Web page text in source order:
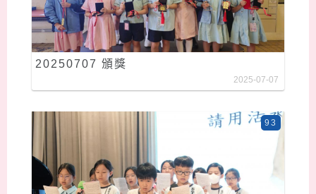
20250707 頒獎
2025-07-07
93